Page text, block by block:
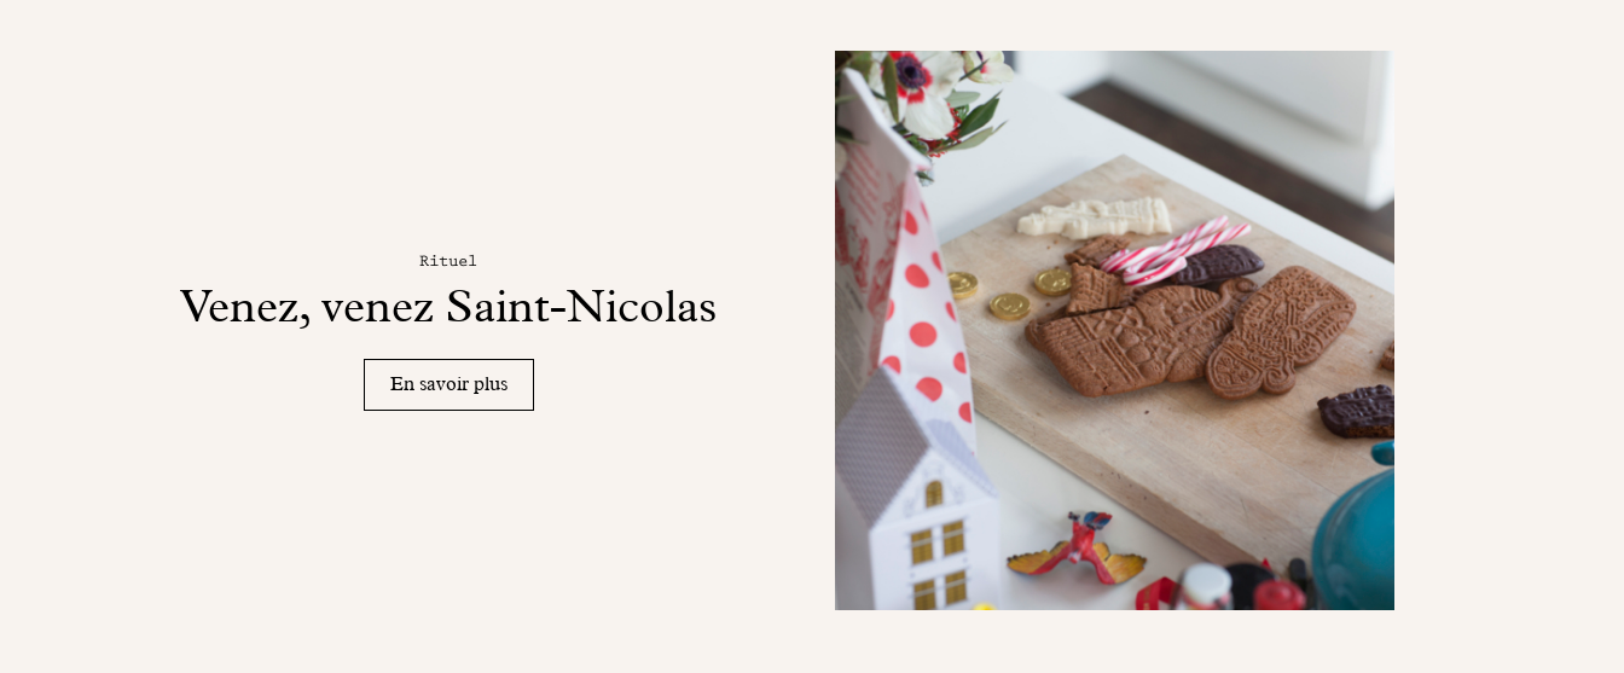
Rituel
Venez, venez Saint-Nicolas
En savoir plus